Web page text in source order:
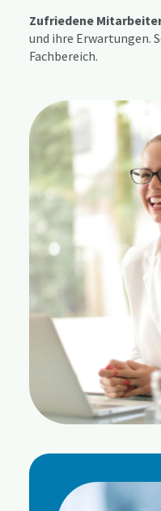
Zufriedene
und ihre Erwartungen.
Fachbereich.